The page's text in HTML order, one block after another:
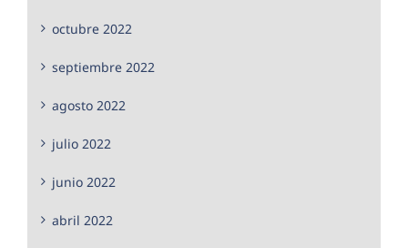
octubre 2022
septiembre 2022
agosto 2022
julio 2022
junio 2022
abril 2022